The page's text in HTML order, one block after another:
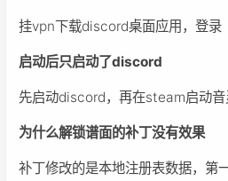
挂vpn下载discord桌面应用，登录
启动后只启动了discord
先启动discord，再在steam启动
为什么解锁谱面的补丁没有效果
补丁修改的是本地注册表数据，第